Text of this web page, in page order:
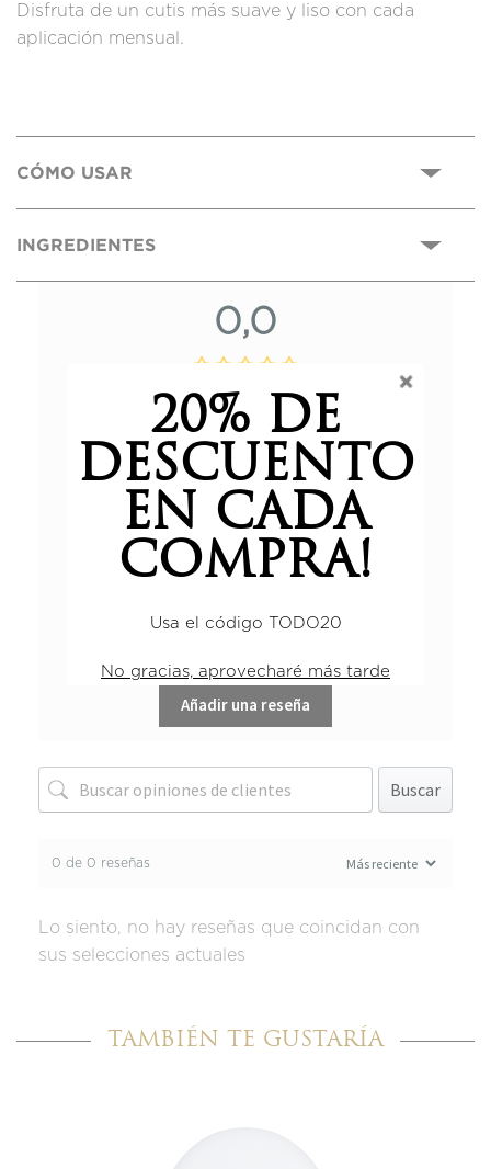
Disfruta de un cutis más suave y liso con cada
aplicación mensual.
CÓMO USAR
INGREDIENTES
0,0
Basado en 0 reseñas.
5 estrellas
0%
4 estrellas
3 estrellas
2 estrellas
Añadir una reseña
Buscar
0 de 0 reseñas
Lo siento, no hay reseñas que coincidan con
sus selecciones actuales
TAMBIÉN TE GUSTARÍA
20% DE
DESCUENTO
EN CADA
COMPRA!
Usa el código TODO20
No gracias, aprovecharé más tarde